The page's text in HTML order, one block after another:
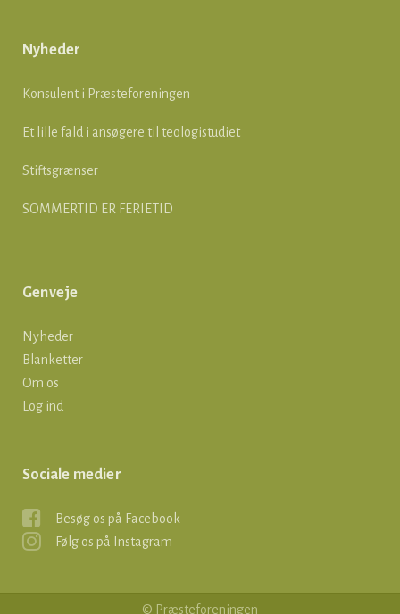
Nyheder
Konsulent i Præsteforeningen
Et lille fald i ansøgere til teologistudiet
Stiftsgrænser
SOMMERTID ER FERIETID
Genveje
Nyheder
Blanketter
Om os
Log ind
Sociale medier
Besøg os på Facebook
Følg os på Instagram
© Præsteforeningen